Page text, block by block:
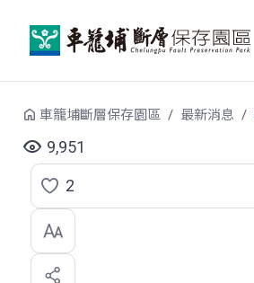
車籠埔斷層保存園區 最新消息
9,951
點
選
喜
2